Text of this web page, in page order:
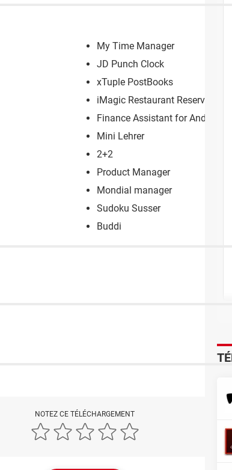
My Time Manager
JD Punch Clock
xTuple PostBooks
iMagic Restaurant Reservation
Finance Assistant for Android
Mini Lehrer
2+2
Product Manager
Mondial manager
Sudoku Susser
Buddi
NOTEZ CE TÉLÉCHARGEMENT